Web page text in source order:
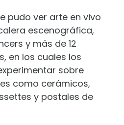
pudo ver arte en vivo
escenográfica,
y más de 12
en los cuales los
sobre
como cerámicos,
y postales de